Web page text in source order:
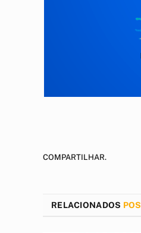
COMPARTILHAR.
RELACIONADOS